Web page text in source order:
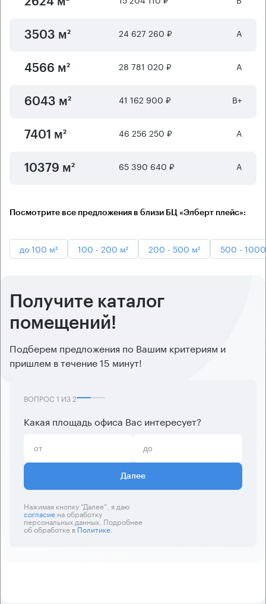
3503 м² 24 627 260 ₽ А
4566 м² 28 781 020 ₽ А
6043 м² 41 162 900 ₽ B+
7401 м² 46 256 250 ₽ А
10379 м² 65 390 640 ₽ А
Посмотрите все предложения в близи БЦ «Элберт плейс»:
до 100 м² 100 - 200 м² 200 - 500 м² 500 -
Получите каталог
помещений!
Подберем предложения по Вашим критериям и
пришлем в течение 15 минут!
ВОПРОС 1 ИЗ2
Какая площадь офиса Вас интересует?
Далее
Нажимая кнопку “Далее”, я даю
согласиена обработку
персональных данных. Подробнее
об обработке вПолитике.